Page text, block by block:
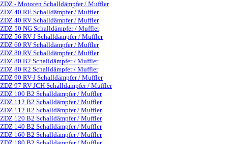
ZDZ - Motoren Schalldämpfer / Muffler▼
ZDZ 40 RE Schalldämpfer / Muffler
ZDZ 40 RV Schalldämpfer / Muffler
ZDZ 50 NG Schalldämpfer / Muffler
ZDZ 56 RV-J Schalldämpfer / Muffler
ZDZ 60 RV Schalldämpfer / Muffler
ZDZ 80 RV Schalldämpfer / Muffler
ZDZ 80 B2 Schalldämpfer / Muffler
ZDZ 80 R2 Schalldämpfer / Muffler
ZDZ 90 RV-J Schalldämpfer / Muffler
ZDZ 97 RV-JCH Schalldämpfer / Muffler
ZDZ 100 B2 Schalldämpfer / Muffler
ZDZ 112 B2 Schalldämpfer / Muffler
ZDZ 112 R2 Schalldämpfer / Muffler
ZDZ 120 B2 Schalldämpfer / Muffler
ZDZ 140 B2 Schalldämpfer / Muffler
ZDZ 160 B2 Schalldämpfer / Muffler